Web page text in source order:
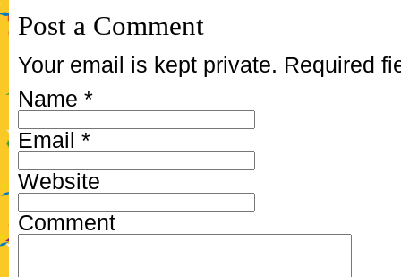
Post a Comment
Your email is kept private. Required
Name *
Email *
Website
Comment